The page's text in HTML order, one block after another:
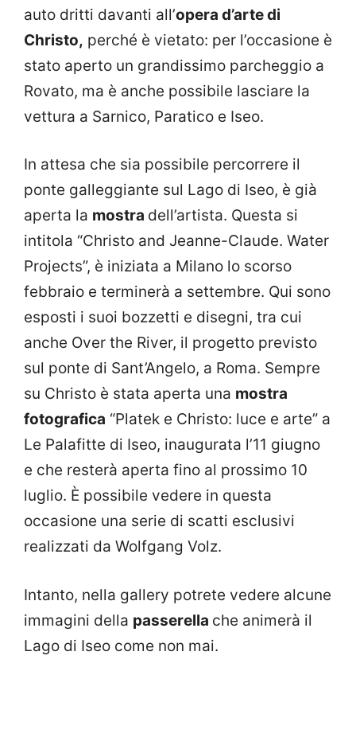
auto dritti davanti all’opera d’arte di
Christo, perché è vietato: per l’occasione è
stato aperto un grandissimo parcheggio a
Rovato, ma è anche possibile lasciare la
vettura a Sarnico, Paratico e Iseo.
In attesa che sia possibile percorrere il
ponte galleggiante sul Lago di Iseo, è già
aperta la mostra dell’artista. Questa si
intitola “Christo and Jeanne-Claude. Water
Projects”, è iniziata a Milano lo scorso
febbraio e terminerà a settembre. Qui sono
esposti i suoi bozzetti e disegni, tra cui
anche Over the River, il progetto previsto
sul ponte di Sant’Angelo, a Roma. Sempre
su Christo è stata aperta una mostra
fotografica “Platek e Christo: luce e arte” a
Le Palafitte di Iseo, inaugurata l’11 giugno
e che resterà aperta fino al prossimo 10
luglio. È possibile vedere in questa
occasione una serie di scatti esclusivi
realizzati da Wolfgang Volz.
Intanto, nella gallery potrete vedere alcune
immagini della passerella che animerà il
Lago di Iseo come non mai.